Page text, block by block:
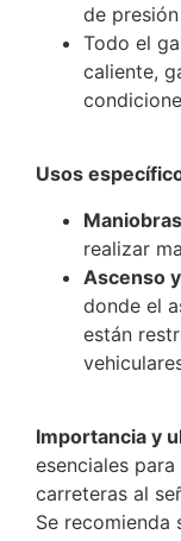
de
Todo el
caliente,
Usos
realizar
Ascenso
donde el
están
Importancia y
esenciales
carreteras al
Se recomienda